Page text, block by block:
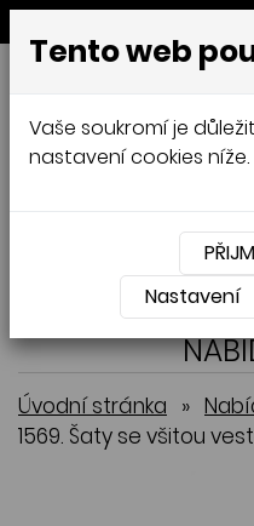
Jana
XXL,
Úvodní stránka »
1569. Šaty se všitou
Tento web
Vaše soukromí je
nastavení cookies níže.
Nastavení